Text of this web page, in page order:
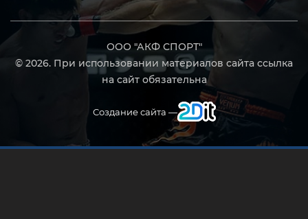
ООО "АКФ СПОРТ"
© 2026. При использовании материалов сайта ссылка
на сайт обязательна
Создание сайта —
Нажмите Enter для поиска или Esc, чтобы закрыть